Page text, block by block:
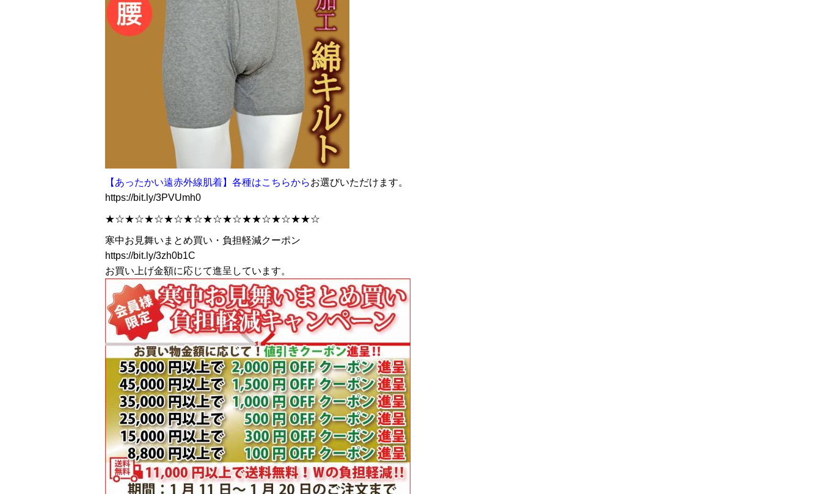
【あったかい遠赤外線肌着】各種はこちらからお選びいただけます。
https://bit.ly/3PVUmh0
★☆★☆★☆★☆★☆★☆★☆★★☆★☆★★☆
寒中お見舞いまとめ買い・負担軽減クーポン
https://bit.ly/3zh0b1C
お買い上げ金額に応じて進呈しています。